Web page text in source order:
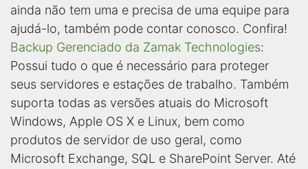
ainda não tem uma e precisa de uma equipe para
ajudá-lo, também pode contar conosco. Confira!
Backup Gerenciado da Zamak Technologies:
Possui tudo o que é necessário para proteger
seus servidores e estações de trabalho. Também
suporta todas as versões atuais do Microsoft
Windows, Apple OS X e Linux, bem como
produtos de servidor de uso geral, como
Microsoft Exchange, SQL e SharePoint Server. Até